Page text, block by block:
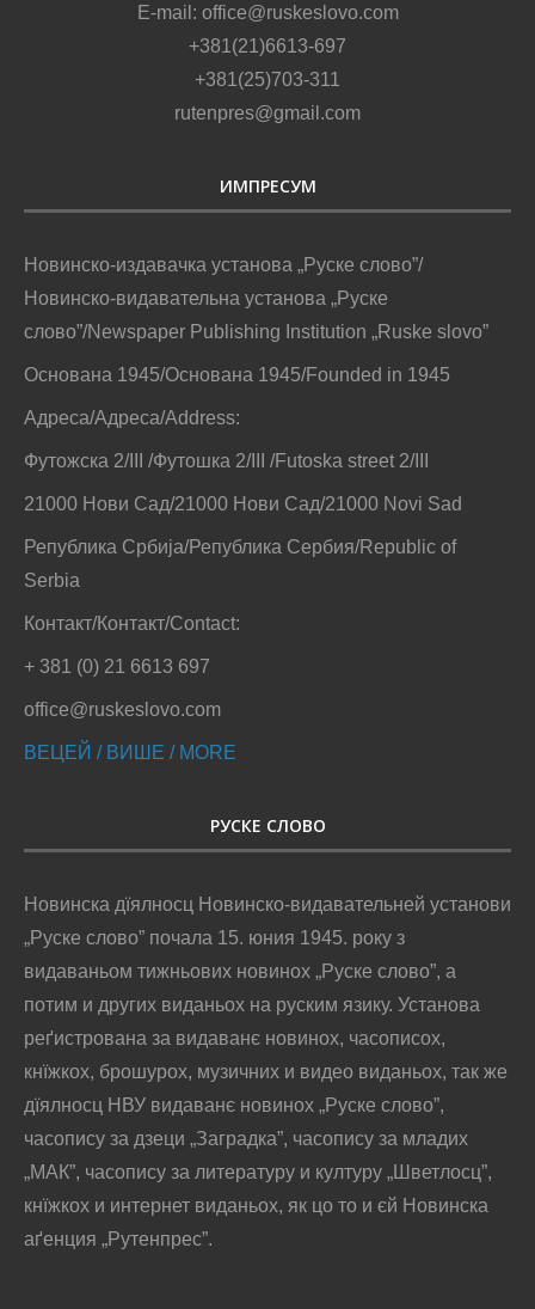
E-mail: office@ruskeslovo.com
+381(21)6613-697
+381(25)703-311
rutenpres@gmail.com
ИМПРЕСУМ
Новинско-издавачка установа „Руске слово”/
Новинско-видавательна установа „Руске
слово”/Newspaper Publishing Institution „Ruske slovo”
Основана 1945/Основана 1945/Founded in 1945
Адреса/Адреса/Address:
Футожска 2/III /Футошка 2/III /Futoska street 2/III
21000 Нови Сад/21000 Нови Сад/21000 Novi Sad
Република Србија/Република Сербия/Republic of
Serbia
Контакт/Контакт/Contact:
+ 381 (0) 21 6613 697
office@ruskeslovo.com
ВЕЦЕЙ / ВИШЕ / MORE
РУСКЕ СЛОВО
Новинска дїялносц Новинско-видавательней установи
„Руске слово” почала 15. юния 1945. року з
видаваньом тижньових новинох „Руске слово”, а
потим и других виданьох на руским язику. Установа
реґистрована за видаванє новинох, часописох,
кнїжкох, брошурох, музичних и видео виданьох, так же
дїялносц НВУ видаванє новинох „Руске слово”,
часопису за дзеци „Заградка”, часопису за младих
„МАК”, часопису за литературу и културу „Шветлосц”,
кнїжкох и интернет виданьох, як цо то и єй Новинска
аґенция „Рутенпрес”.